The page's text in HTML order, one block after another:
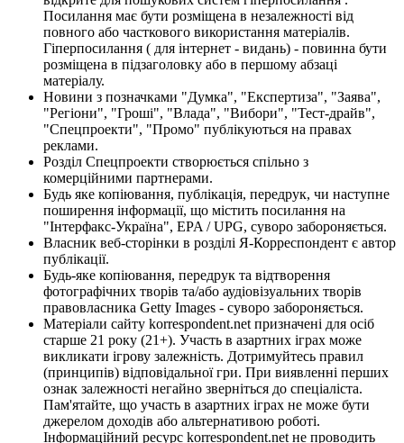
Посилання має бути розміщена в незалежності від
повного або часткового використання матеріалів.
Гіперпосилання ( для інтернет - видань) - повинна бути
розміщена в підзаголовку або в першому абзаці
матеріалу.
Новини з позначками "Думка", "Експертиза", "Заява",
"Регіони", "Гроші", "Влада", "Вибори", "Тест-драйв",
"Спецпроекти", "Промо" публікуються на правах
реклами.
Розділ Спецпроекти створюється спільно з
комерційними партнерами.
Будь яке копіювання, публікація, передрук, чи наступне
поширення інформації, що містить посилання на
"Інтерфакс-Україна", EPA / UPG, суворо забороняється.
Власник веб-сторінки в розділі Я-Корреспондент є автор
публікації.
Будь-яке копіювання, передрук та відтворення
фотографічних творів та/або аудіовізуальних творів
правовласника Getty Images - суворо забороняється.
Матеріали сайту korrespondent.net призначені для осіб
старше 21 року (21+). Участь в азартних іграх може
викликати ігрову залежність. Дотримуйтесь правил
(принципів) відповідальної гри. При виявленні перших
ознак залежності негайно зверніться до спеціаліста.
Пам'ятайте, що участь в азартних іграх не може бути
джерелом доходів або альтернативою роботі.
Інформаційний ресурс korrespondent.net не проводить